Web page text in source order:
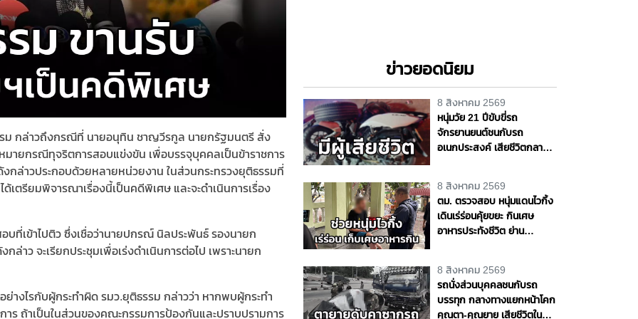
ม กล่าวถึงกรณีที่ นายอนุทิน ชาญวีรกูล นายกรัฐมนตรี สั่ง
ายกรณีทุจริตการสอบแข่งขัน เพื่อบรรจุบุคคลเป็นข้าราชการ
ล่าวประกอบด้วยหลายหน่วยงาน ในส่วนกระทรวงยุติธรรมที่
ตรียมพิจารณาเรื่องนี้เป็นคดีพิเศษ และจะดำเนินการเรื่อง
ที่เข้าไปติว ซึ่งเชื่อว่านายปกรณ์ นิลประพันธ์ รองนายก
าว จะเรียกประชุมเพื่อเร่งดำเนินการต่อไป เพราะนายก
ย่างไรกับผู้กระทำผิด รมว.ยุติธรรม กล่าวว่า หากพบผู้กระทำ
ร ถ้าเป็นในส่วนของคณะกรรมการป้องกันและปราบปรามการ
ข่าวยอดนิยม
8 สิงหาคม 2569
หนุ่มวัย 21 ปีขับขี่รถ
จักรยานยนต์ชนกับรถ
อเนกประสงค์ เสียชีวิตกลาง
8 สิงหาคม 2569
ตม. ตรวจสอบ หนุ่มแดนไวกิ้ง
เดินเร่ร่อนคุ้ยขยะ กินเศษ
อาหารประทังชีวิต ย่าน
บ้านช่วยเหลือ จ.นนทบุรี
8 สิงหาคม 2569
รถนั่งส่วนบุคคลชนกับรถ
บรรทุก กลางทางแยกหน้าโคก
คุณตา-คุณยาย เสียชีวิตใน